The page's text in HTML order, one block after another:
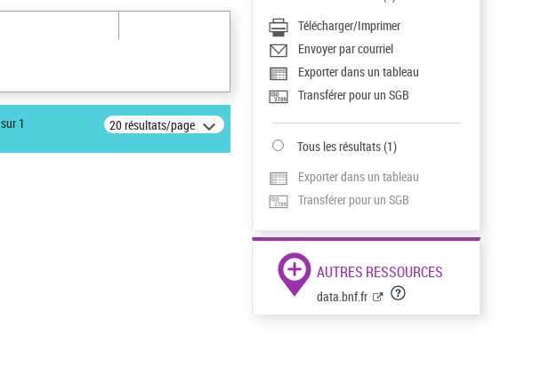
sur 1 20 résultats/page
Télécharger/Imprimer
Envoyer par courriel
Exporter dans un tableau
Transférer pour un SGB
Tous les résultats(1)
Exporter dans un tableau
Transférer pour un SGB
AUTRES RESSOURCES
data.bnf.fr